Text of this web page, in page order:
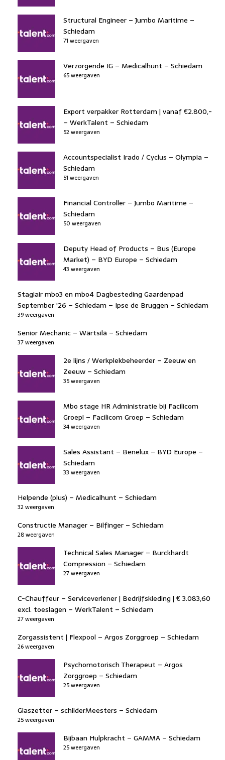
Structural Engineer – Jumbo Maritime –
Schiedam
71 weergaven
Verzorgende IG – Medicalhunt – Schiedam
65 weergaven
Export verpakker Rotterdam | vanaf €2.800,-
– WerkTalent – Schiedam
52 weergaven
Accountspecialist Irado / Cyclus – Olympia –
Schiedam
51 weergaven
Financial Controller – Jumbo Maritime –
Schiedam
50 weergaven
Deputy Head of Products – Bus (Europe
Market) – BYD Europe – Schiedam
43 weergaven
Stagiair mbo3 en mbo4 Dagbesteding Gaardenpad
September '26 – Schiedam – Ipse de Bruggen – Schiedam
39 weergaven
Senior Mechanic – Wärtsilä – Schiedam
37 weergaven
2e lijns / Werkplekbeheerder – Zeeuw en
Zeeuw – Schiedam
35 weergaven
Mbo stage HR Administratie bij Facilicom
Groep! – Facilicom Groep – Schiedam
34 weergaven
Sales Assistant – Benelux – BYD Europe –
Schiedam
33 weergaven
Helpende (plus) – Medicalhunt – Schiedam
32 weergaven
Constructie Manager – Bilfinger – Schiedam
28 weergaven
Technical Sales Manager – Burckhardt
Compression – Schiedam
27 weergaven
C-Chauffeur – Serviceverlener | Bedrijfskleding | € 3.083,60
excl. toeslagen – WerkTalent – Schiedam
27 weergaven
Zorgassistent | Flexpool – Argos Zorggroep – Schiedam
26 weergaven
Psychomotorisch Therapeut – Argos
Zorggroep – Schiedam
25 weergaven
Glaszetter – schilderMeesters – Schiedam
25 weergaven
Bijbaan Hulpkracht – GAMMA – Schiedam
25 weergaven